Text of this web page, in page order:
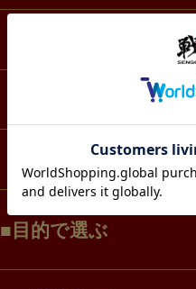
スマホ・IT・メディア
コラボ・キャラクター
目的で選ぶ